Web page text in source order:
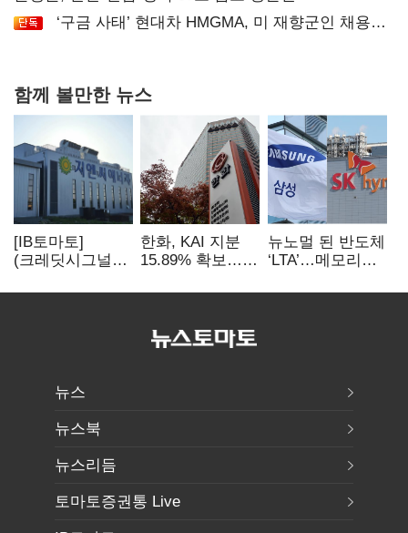
‘구금 사태’ 현대차 HMGMA, 미 재향군인 채용
함께 볼만한 뉴스
[IB토마토]
(크레딧시그널)
데이터센터 타고
한화, KAI 지분
15.89% 확보…
신청 예정
뉴노멀 된 반도체
‘LTA’…메모리
54조 선불 계약
뉴스
뉴스북
뉴스리듬
토마토증권통 Live